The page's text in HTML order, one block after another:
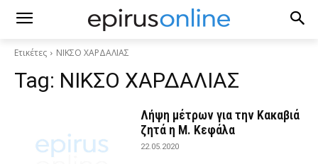
Ετικέτες ΝΙΚΣΟ ΧΑΡΔΑΛΙΑΣ
Tag: ΝΙΚΣΟ ΧΑΡΔΑΛΙΑΣ
Λήψη μέτρων για την Κακαβιά
ζητά η Μ. Κεφάλα
22.05.2020